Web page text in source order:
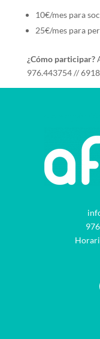
10€/mes para
25€/mes para
¿Cómo participar?
976.443754 //